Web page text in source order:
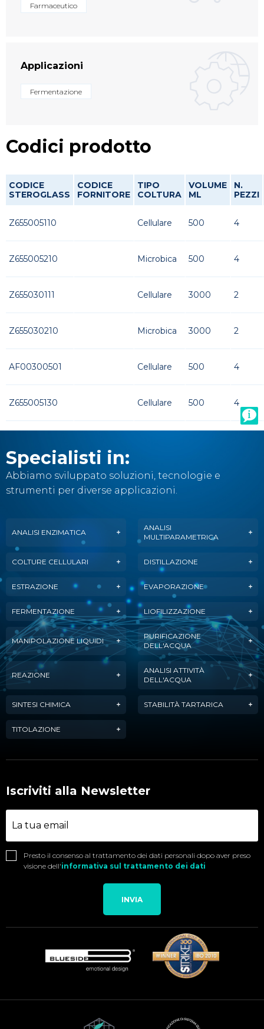
Farmaceutico
Applicazioni
Fermentazione
Codici prodotto
CODICE
STEROGLASS
CODICE
FORNITORE
TIPO
COLTURA
VOLUME
ML
N.
PEZZI
Z655005110 Cellulare 500 4
Z655005210 Microbica 500 4
Z655030111 Cellulare 3000 2
Z655030210 Microbica 3000 2
AF00300501 Cellulare 500 4
Z655005130 Cellulare 500 4
Specialisti in:
Abbiamo sviluppato soluzioni, tecnologie e
strumenti per diverse applicazioni.
ANALISI ENZIMATICA
ANALISI
MULTIPARAMETRICA
COLTURE CELLULARI DISTILLAZIONE
ESTRAZIONE EVAPORAZIONE
FERMENTAZIONE LIOFILIZZAZIONE
MANIPOLAZIONE LIQUIDI
PURIFICAZIONE
DELL'ACQUA
REAZIONE
ANALISI ATTIVITÀ
DELL'ACQUA
SINTESI CHIMICA STABILITÀ TARTARICA
TITOLAZIONE
Iscriviti alla Newsletter
Presto il consenso al trattamento dei dati personali dopo aver preso
visione dell'informativa sul trattamento dei dati
INVIA